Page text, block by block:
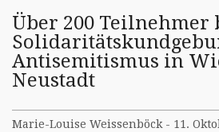
Über 200 Teilnehmer
Antisemitismus in
Neustadt
Marie-Louise Weissenböck - 11.